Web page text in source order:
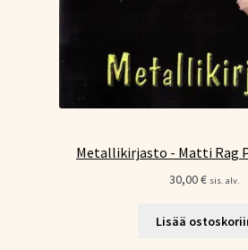
Metallikirjasto - Matti Rag
30,00€ sis. alv.
Lisää